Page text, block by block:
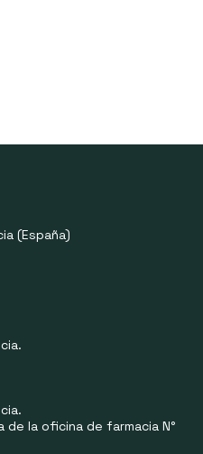
(España)
la oficina de farmacia N°